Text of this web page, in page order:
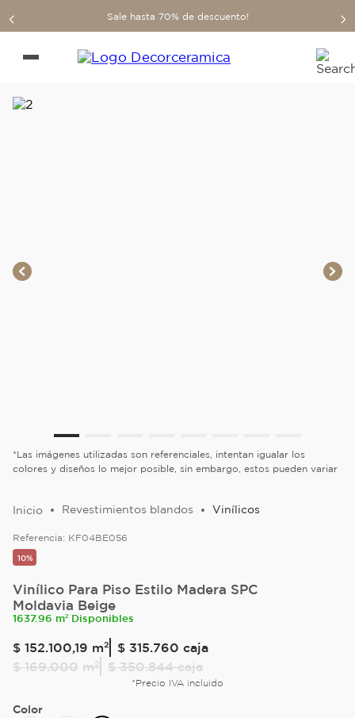
Sale hasta 70% de descuento!
*Las imágenes utilizadas son referenciales, intentan igualar los
colores y diseños lo mejor posible, sin embargo, estos pueden variar
Revestimientos blandos Vinílicos
Referencia: KF04BE056
10%
Vinílico Para Piso Estilo Madera SPC
Moldavia Beige
1637.96 m² Disponibles
$ 152.100,19 m² $ 315.760 caja
$ 169.000 m² $ 350.844caja
*Precio IVA incluido
Color